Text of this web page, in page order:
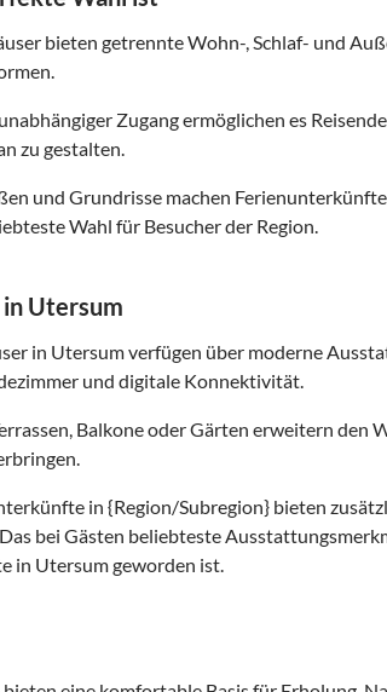
bieten getrennte Wohn-, Schlaf- und
Zugang ermöglichen es
zu gestalten.
und Grundrisse machen
Wahl für Besucher der Region.
Utersum
in Utersum verfügen über moderne
und digitale Konnektivität.
Balkone oder Gärten erweitern den
in {Region/Subregion} bieten
bei Gästen beliebteste
in Utersum geworden ist.